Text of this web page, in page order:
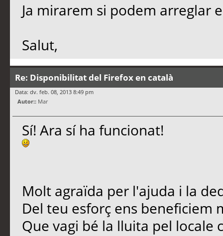
Ja mirarem si podem arreglar
Salut,
Re: Disponibilitat del Firefox en català
Data: dv. feb. 08, 2013 8:49 pm
Autor:: Mar
Sí! Ara sí ha funcionat!
Molt agraïda per l'ajuda i la
Del teu esforç ens beneficiem
Que vagi bé la lluita pel locale